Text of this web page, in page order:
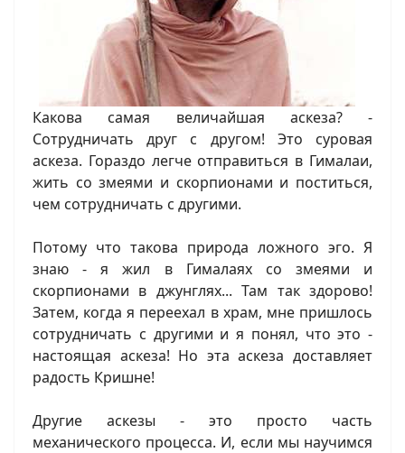
Какова самая величайшая аскеза? -
Сотрудничать друг с другом! Это суровая
аскеза. Гораздо легче отправиться в Гималаи,
жить со змеями и скорпионами и поститься,
чем сотрудничать с другими.
Потому что такова природа ложного эго. Я
знаю - я жил в Гималаях со змеями и
скорпионами в джунглях... Там так здорово!
Затем, когда я переехал в храм, мне пришлось
сотрудничать с другими и я понял, что это -
настоящая аскеза! Но эта аскеза доставляет
радость Кришне!
Другие аскезы - это просто часть
механического процесса. И, если мы научимся